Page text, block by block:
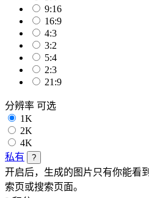
9:16
16:9
4:3
3:2
5:4
2:3
21:9
分辨率 可选
1K
2K
4K
私有
?
开启后，生成的图片只有你能看
索页或搜索页面。